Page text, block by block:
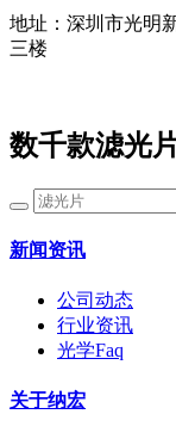
地址：深圳市光明
三楼
数千款滤光
新闻资讯
公司动态
行业资讯
光学Faq
关于纳宏